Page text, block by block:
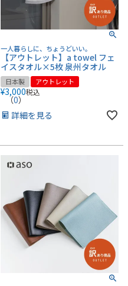
一人暮らしに、ちょうどいい。
【アウトレット】a towel フェ
イスタオル×5枚 泉州タオル
日本製 アウトレット
¥3,000税込
（0）
詳細を見る